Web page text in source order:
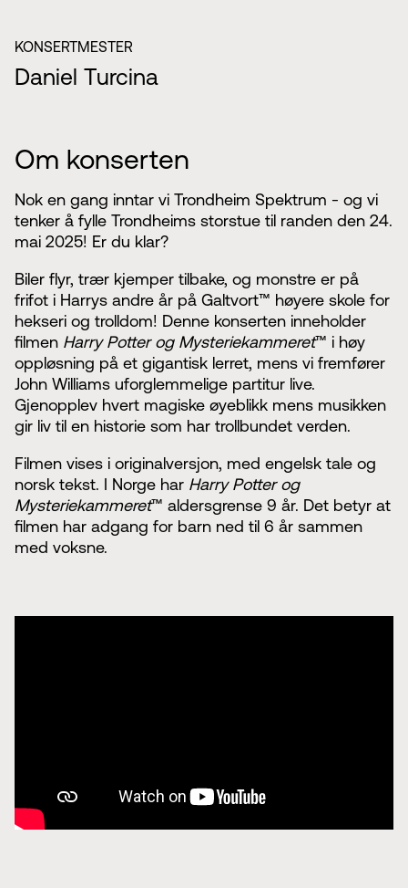
KONSERTMESTER
Daniel Turcina
Om konserten
Nok en gang inntar vi Trondheim Spektrum - og vi
tenker å fylle Trondheims storstue til randen den 24.
mai 2025! Er du klar?
Biler flyr, trær kjemper tilbake, og monstre er på
frifot i Harrys andre år på Galtvort™ høyere skole for
hekseri og trolldom! Denne konserten inneholder
filmen Harry Potter og Mysteriekammeret™ i høy
oppløsning på et gigantisk lerret, mens vi fremfører
John Williams uforglemmelige partitur live.
Gjenopplev hvert magiske øyeblikk mens musikken
gir liv til en historie som har trollbundet verden.
Filmen vises i originalversjon, med engelsk tale og
norsk tekst. I Norge har Harry Potter og
Mysteriekammeret™️ aldersgrense 9 år. Det betyr at
filmen har adgang for barn ned til 6 år sammen
med voksne.